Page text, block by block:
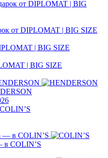
от DIPLOMAT | BIG SIZE
| BIG SIZE
в COLIN’S